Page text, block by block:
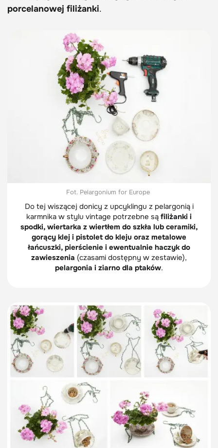
porcelanowej filiżanki.
Fot. Pelargonium for Europe
Do tej wiszącej donicy z upcyklingu z pelargonią i
karmnika w stylu vintage potrzebne są filiżanki i
spodki, wiertarka z wiertłem do szkła lub ceramiki,
gorący klej i pistolet do kleju oraz metalowe
łańcuszki, pierścienie i ewentualnie haczyk do
zawieszenia (czasami dostępny w zestawie),
pelargonia i ziarno dla ptaków.